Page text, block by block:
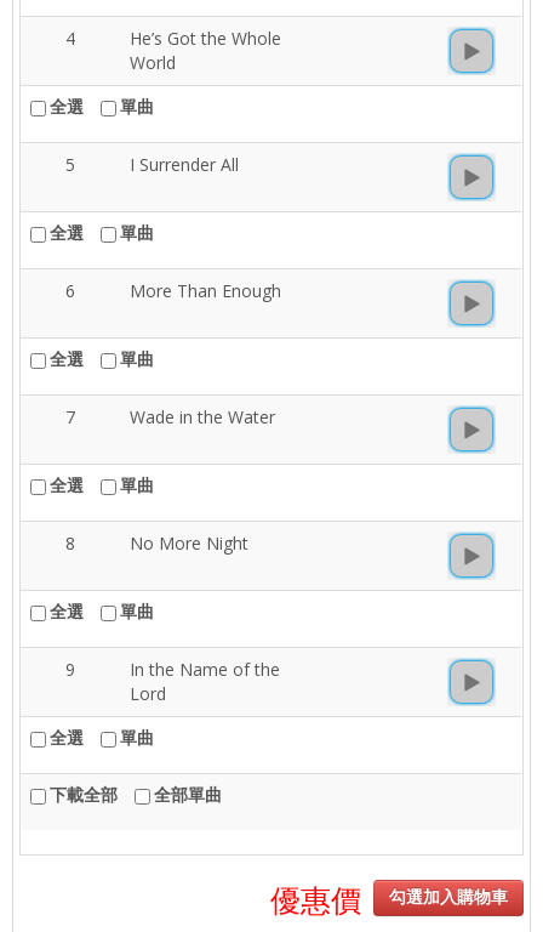
4
He’s Got the Whole
World
全選 單曲
5 I Surrender All
全選 單曲
6 More Than Enough
全選 單曲
7 Wade in the Water
全選 單曲
8 No More Night
全選 單曲
9
In the Name of the
Lord
全選 單曲
下載全部 全部單曲
勾選加入購物車
優惠價